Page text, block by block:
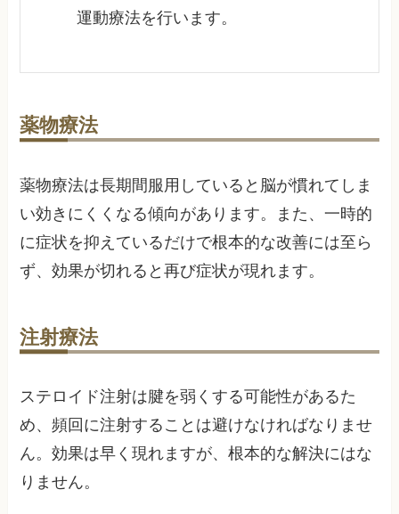
運動療法を行います。
薬物療法
薬物療法は長期間服用していると脳が慣れてしま
い効きにくくなる傾向があります。また、一時的
に症状を抑えているだけで根本的な改善には至ら
ず、効果が切れると再び症状が現れます。
注射療法
ステロイド注射は腱を弱くする可能性があるた
め、頻回に注射することは避けなければなりませ
ん。効果は早く現れますが、根本的な解決にはな
りません。